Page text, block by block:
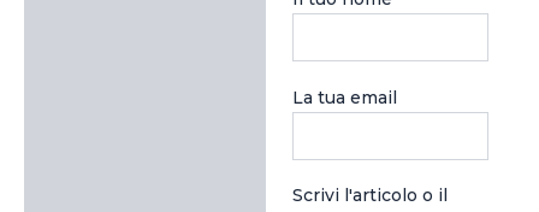
La tua email
Scrivi l'articolo o il